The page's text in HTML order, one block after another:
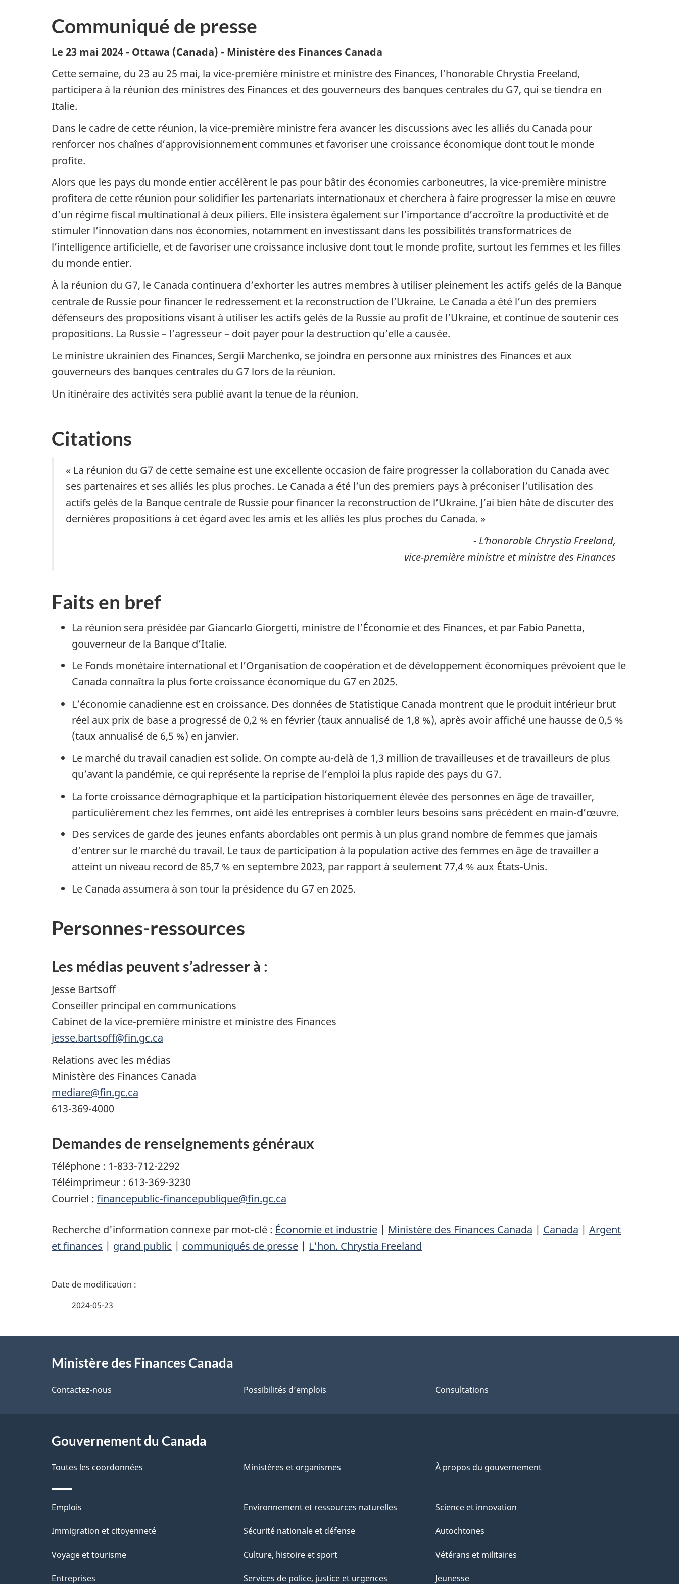
Communiqué de presse
Le 23 mai 2024 - Ottawa (Canada) - Ministère des Finances Canada
Cette semaine, du 23 au 25 mai, la vice-première ministre et ministre des Finances, l’honorable Chrystia Freeland,
participera à la réunion des ministres des Finances et des gouverneurs des banques centrales du G7, qui se tiendra en
Italie.
Dans le cadre de cette réunion, la vice-première ministre fera avancer les discussions avec les alliés du Canada pour
renforcer nos chaînes d’approvisionnement communes et favoriser une croissance économique dont tout le monde
profite.
Alors que les pays du monde entier accélèrent le pas pour bâtir des économies carboneutres, la vice-première ministre
profitera de cette réunion pour solidifier les partenariats internationaux et cherchera à faire progresser la mise en œuvre
d’un régime fiscal multinational à deux piliers. Elle insistera également sur l’importance d’accroître la productivité et de
stimuler l’innovation dans nos économies, notamment en investissant dans les possibilités transformatrices de
l’intelligence artificielle, et de favoriser une croissance inclusive dont tout le monde profite, surtout les femmes et les filles
du monde entier.
À la réunion du G7, le Canada continuera d’exhorter les autres membres à utiliser pleinement les actifs gelés de la Banque
centrale de Russie pour financer le redressement et la reconstruction de l’Ukraine. Le Canada a été l’un des premiers
défenseurs des propositions visant à utiliser les actifs gelés de la Russie au profit de l’Ukraine, et continue de soutenir ces
propositions. La Russie – l’agresseur – doit payer pour la destruction qu’elle a causée.
Le ministre ukrainien des Finances, Sergii Marchenko, se joindra en personne aux ministres des Finances et aux
gouverneurs des banques centrales du G7 lors de la réunion.
Un itinéraire des activités sera publié avant la tenue de la réunion.
Citations
« La réunion du G7 de cette semaine est une excellente occasion de faire progresser la collaboration du Canada avec
ses partenaires et ses alliés les plus proches. Le Canada a été l’un des premiers pays à préconiser l’utilisation des
actifs gelés de la Banque centrale de Russie pour financer la reconstruction de l’Ukraine. J’ai bien hâte de discuter des
dernières propositions à cet égard avec les amis et les alliés les plus proches du Canada. »
- L’honorable Chrystia Freeland,
vice-première ministre et ministre des Finances
Faits en bref
La réunion sera présidée par Giancarlo Giorgetti, ministre de l’Économie et des Finances, et par Fabio Panetta,
gouverneur de la Banque d’Italie.
Le Fonds monétaire international et l’Organisation de coopération et de développement économiques prévoient que le
Canada connaîtra la plus forte croissance économique du G7 en 2025.
L’économie canadienne est en croissance. Des données de Statistique Canada montrent que le produit intérieur brut
réel aux prix de base a progressé de 0,2 % en février (taux annualisé de 1,8 %), après avoir affiché une hausse de 0,5 %
(taux annualisé de 6,5 %) en janvier.
Le marché du travail canadien est solide. On compte au-delà de 1,3 million de travailleuses et de travailleurs de plus
qu’avant la pandémie, ce qui représente la reprise de l’emploi la plus rapide des pays du G7.
La forte croissance démographique et la participation historiquement élevée des personnes en âge de travailler,
particulièrement chez les femmes, ont aidé les entreprises à combler leurs besoins sans précédent en main-d’œuvre.
Des services de garde des jeunes enfants abordables ont permis à un plus grand nombre de femmes que jamais
d’entrer sur le marché du travail. Le taux de participation à la population active des femmes en âge de travailler a
atteint un niveau record de 85,7 % en septembre 2023, par rapport à seulement 77,4 % aux États-Unis.
Le Canada assumera à son tour la présidence du G7 en 2025.
Personnes-ressources
Les médias peuvent s’adresser à :
Jesse Bartsoff
Conseiller principal en communications
Cabinet de la vice-première ministre et ministre des Finances
jesse.bartsoff@fin.gc.ca
Relations avec les médias
Ministère des Finances Canada
mediare@fin.gc.ca
613-369-4000
Demandes de renseignements généraux
Téléphone : 1-833-712-2292
Téléimprimeur : 613-369-3230
Courriel : financepublic-financepublique@fin.gc.ca
Recherche d'information connexe par mot-clé : Économie et industrie | Ministère des Finances Canada | Canada | Argent
et finances | grand public | communiqués de presse | L'hon. Chrystia Freeland
D
a
d
e
l
2024-05-23
proposMinistère des Finances Canada
Contactez-nous Possibilités d’emplois Consultations
Gouvernement du Canada
Toutes les coordonnées Ministères et organismes À propos du gouvernement
Thèmes
et
Emplois
Immigration et citoyenneté
Voyage et tourisme
Entreprises
Environnement et ressources naturelles
Sécurité nationale et défense
Culture, histoire et sport
Services de police, justice et urgences
Science et innovation
Autochtones
Vétérans et militaires
Jeunesse